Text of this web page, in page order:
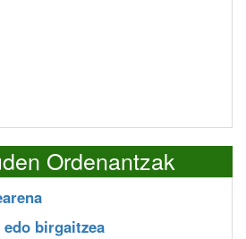
Ordenantzak
birgaitzea